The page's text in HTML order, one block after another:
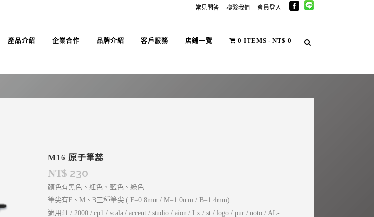
常見問答 聯繫我們 會員登入
產品介紹 企業合作 品牌介紹 客戶服務 店鋪一覽 0 ITEMS NT$ 0
M16 原子筆蕊
NT$ 230
顏色有黑色、紅色、藍色、綠色
筆尖有F、M、B三種筆尖 ( F=0.8mm / M=1.0mm / B=1.4mm)
適用d1 / 2000 / cp1 / scala / accent / studio / aion / Lx / st / logo / pur / noto / AL-